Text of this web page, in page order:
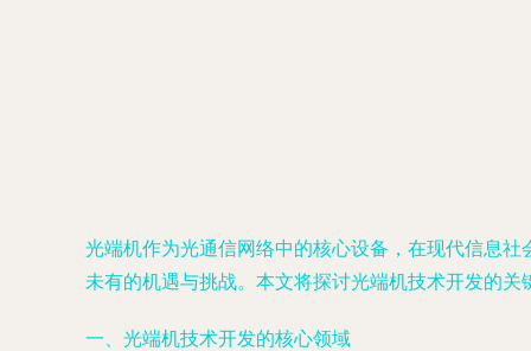
光端机作为光通信网络中的核心设备，在现代信息
未有的机遇与挑战。本文将探讨光端机技术开发的
一、光端机技术开发的核心领域